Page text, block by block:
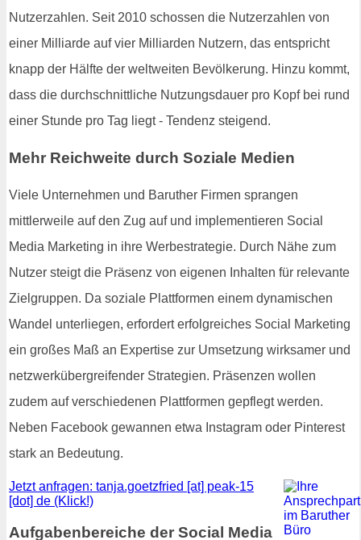
Nutzerzahlen. Seit 2010 schossen die Nutzerzahlen von
einer Milliarde auf vier Milliarden Nutzern, das entspricht
knapp der Hälfte der weltweiten Bevölkerung. Hinzu kommt,
dass die durchschnittliche Nutzungsdauer pro Kopf bei rund
einer Stunde pro Tag liegt - Tendenz steigend.
Mehr Reichweite durch Soziale Medien
Viele Unternehmen und Baruther Firmen sprangen
mittlerweile auf den Zug auf und implementieren Social
Media Marketing in ihre Werbestrategie. Durch Nähe zum
Nutzer steigt die Präsenz von eigenen Inhalten für relevante
Zielgruppen. Da soziale Plattformen einem dynamischen
Wandel unterliegen, erfordert erfolgreiches Social Marketing
ein großes Maß an Expertise zur Umsetzung wirksamer und
netzwerkübergreifender Strategien. Präsenzen wollen
zudem auf verschiedenen Plattformen gepflegt werden.
Neben Facebook gewannen etwa Instagram oder Pinterest
stark an Bedeutung.
Jetzt anfragen: tanja.goetzfried [at] peak-15
[dot] de (Klick!)
Aufgabenbereiche der Social Media